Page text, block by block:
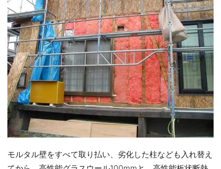
モルタル壁をすべて取り払い、劣化した柱なども入れ替え